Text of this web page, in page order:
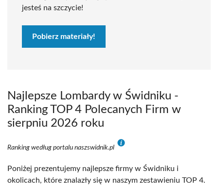
jesteś na szczycie!
Pobierz materiały!
Najlepsze Lombardy w Świdniku -
Ranking TOP 4 Polecanych Firm w
sierpniu 2026 roku
Ranking według portalu naszswidnik.pl
Poniżej prezentujemy najlepsze firmy w Świdniku i
okolicach, które znalazły się w naszym zestawieniu TOP 4.